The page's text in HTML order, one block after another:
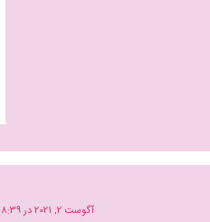
آگوست 2, 2021 در 8:39 ب.ظ